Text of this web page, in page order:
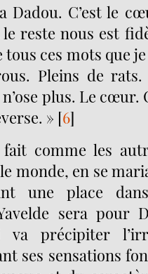
Dadou. C’est le
reste nous est
ces mots que
Pleins de rats.
plus. Le cœur.
» [6]
fait comme les
monde, en se
une place
sera pour
va précipiter
ses sensations